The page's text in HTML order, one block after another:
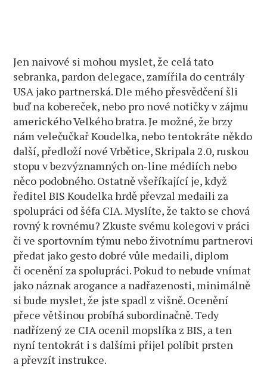
Jen naivové si mohou myslet, že celá tato
sebranka, pardon delegace, zamířila do centrály
USA jako partnerská. Dle mého přesvědčení šli
buď na kobereček, nebo pro nové notičky v zájmu
amerického Velkého bratra. Je možné, že brzy
nám velečučkař Koudelka, nebo tentokráte někdo
další, předloží nové Vrbětice, Skripala 2.0, ruskou
stopu v bezvýznamných on-line médiích nebo
něco podobného. Ostatně všeříkající je, když
ředitel BIS Koudelka hrdě převzal medaili za
spolupráci od šéfa CIA. Myslíte, že takto se chová
rovný k rovnému? Zkuste svému kolegovi v práci
či ve sportovním týmu nebo životnímu partnerovi
předat jako gesto dobré vůle medaili, diplom
či ocenění za spolupráci. Pokud to nebude vnímat
jako náznak arogance a nadřazenosti, minimálně
si bude myslet, že jste spadl z višně. Ocenění
přece většinou probíhá subordinačně. Tedy
nadřízený ze CIA ocenil mopslíka z BIS, a ten
nyní tentokrát i s dalšími přijel políbit prsten
a převzít instrukce.